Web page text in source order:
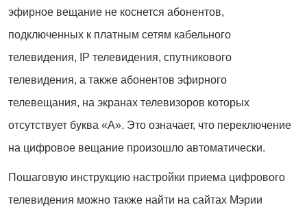
эфирное вещание не коснется абонентов,
подключенных к платным сетям кабельного
телевидения, IP телевидения, спутникового
телевидения, а также абонентов эфирного
телевещания, на экранах телевизоров которых
отсутствует буква «А». Это означает, что переключение
на цифровое вещание произошло автоматически.
Пошаговую инструкцию настройки приема цифрового
телевидения можно также найти на сайтах Мэрии